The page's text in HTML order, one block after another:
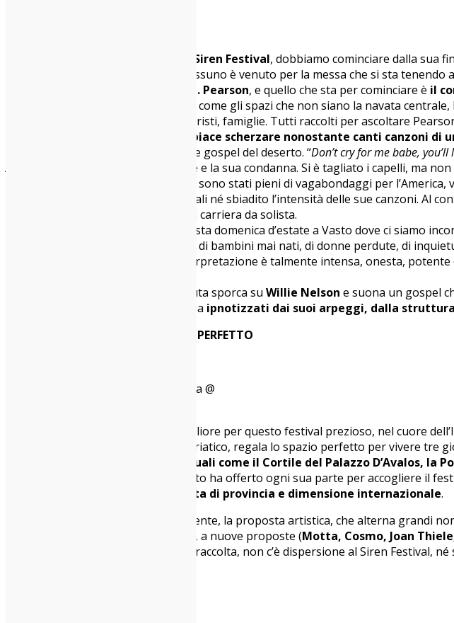
Siren Festival, dobbiamo cominciare dalla sua
lunga fila silenziosa e composta. Nessuno è venuto per la messa che si sta
Josh T. Pearson, e quello che sta per cominciare è il
Tutte le panche sono occupate, così come gli spazi che non siano la navata
festival, ma anche gente di Vasto, turisti, famiglie. Tutti raccolti per ascoltare
a Josh piace scherzare nonostante canti canzoni
una voce da predicatore, da cantante gospel del deserto. “Don’t cry for me babe,
e dichiara la sua missione e la sua condanna. Si è tagliato i capelli, ma
sono stati pieni di vagabondaggi per l’America,
ha cancellato la polvere sui suoi stivali né sbiadito l’intensità delle sue canzoni. Al
forma, il punto di partenza della sua carriera da solista.
Tutta la strada fatta fin lì, fino a questa domenica d’estate a Vasto dove ci siamo
, che parla di bambini mai nati, di donne perdute, di
questo, Pearson piange. La sua interpretazione è talmente intensa, onesta,
In chiusura, Josh racconta una battuta sporca su Willie Nelson e suona un gospel
foto ricordo. Noi usciamo dalla chiesa ipnotizzati dai suoi arpeggi, dalla
GLI INGREDIENTI PER UN FESTIVAL PERFETTO
Calcutta duetta con Niccolò Contessa @
Non poteva esserci conclusione migliore per questo festival prezioso, nel cuore
cittadina tranquilla affacciata sull’Adriatico, regala lo spazio perfetto per vivere tre
palchi medi o inusuali come il Cortile del Palazzo D’Avalos, la
. Vasto ha offerto ogni sua parte per accogliere il
gustosissimo corto circuito fra vita di provincia e dimensione internazionale.
La spina dorsale la fornisce, ovviamente, la proposta artistica, che alterna grandi
), a nuove proposte (Motta, Cosmo, Joan
una dimensione sempre comunque raccolta, non c’è dispersione al Siren Festival,